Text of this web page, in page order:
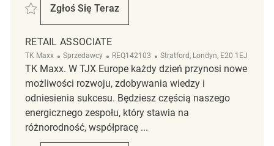
Zapisać Part Time Backroom Associate 5AM-11AM REQ138793
Zgłoś Się Teraz
Part Time Backroom Associate 5AM-11AM
RETAIL ASSOCIATE
TK Maxx Kategoria
Sprzedawcy ReqId
REQ142103 Lokalizacja
Stratford, Londyn, E20 1EJ
TK Maxx. W TJX Europe każdy dzień przynosi nowe
możliwości rozwoju, zdobywania wiedzy i
odniesienia sukcesu. Będziesz częścią naszego
energicznego zespołu, który stawia na
różnorodność, współpracę ...